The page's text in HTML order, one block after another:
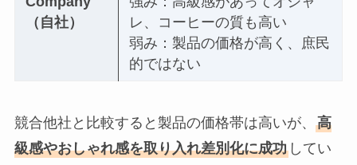
（自社）
レ、コーヒーの質も高い
弱み：製品の価格が高く、庶民
的ではない
競合他社と比較すると製品の価格帯は高いが、 高
級感やおしゃれ感を取り入れ差別化に成功してい